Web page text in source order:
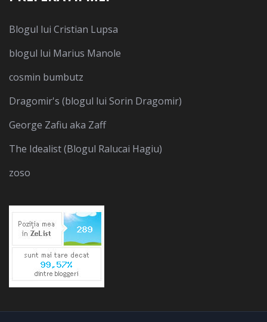
Blogul lui Cristian Lupsa
blogul lui Marius Manole
cosmin bumbutz
Dragomir's (blogul lui Sorin Dragomir)
George Zafiu aka Zaff
The Idealist (Blogul Ralucai Hagiu)
zoso